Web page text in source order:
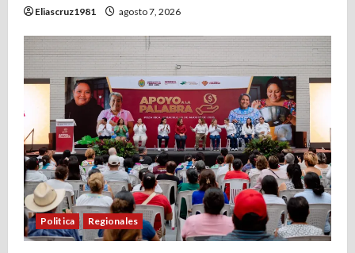
Eliascruz1981 agosto 7, 2026
Politica Regionales